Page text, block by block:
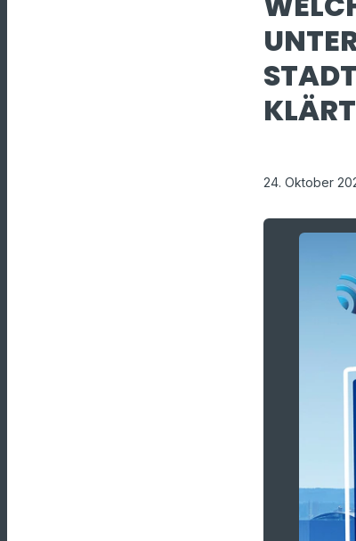
24. Oktober